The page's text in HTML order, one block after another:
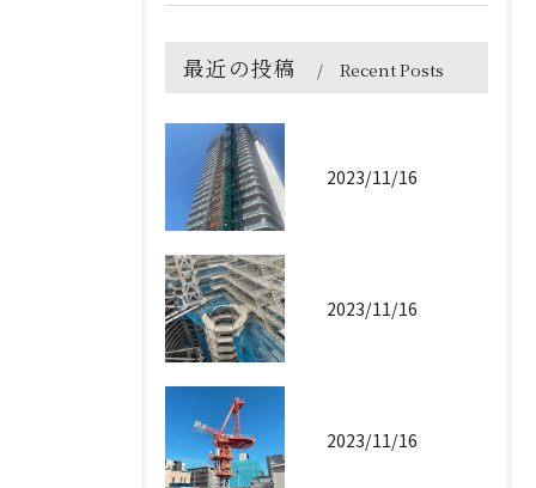
最近の投稿 Recent Posts
2023/11/16
2023/11/16
2023/11/16